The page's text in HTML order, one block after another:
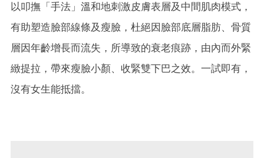
以叩撫「手法」溫和地刺激皮膚表層及中間肌肉模式，
有助塑造臉部線條及瘦臉，杜絕因臉部底層脂肪、骨質
層因年齡增長而流失，所導致的衰老痕跡，由內而外緊
緻提拉，帶來瘦臉小顏、收緊雙下巴之效。一試即有，
沒有女生能抵擋。